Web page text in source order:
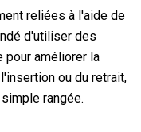
reliées à l'aide de
d'utiliser des
pour améliorer la
ou du retrait,
rangée.